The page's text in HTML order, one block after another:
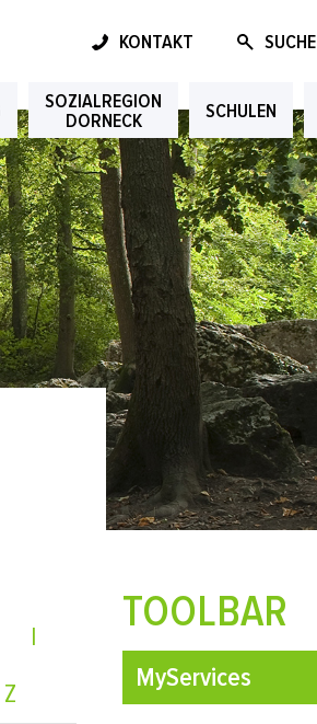
KONTAKT SUCHE
SOZIALREGION
DORNECK
SCHULEN
TOOLBAR
MyServices
I
Z